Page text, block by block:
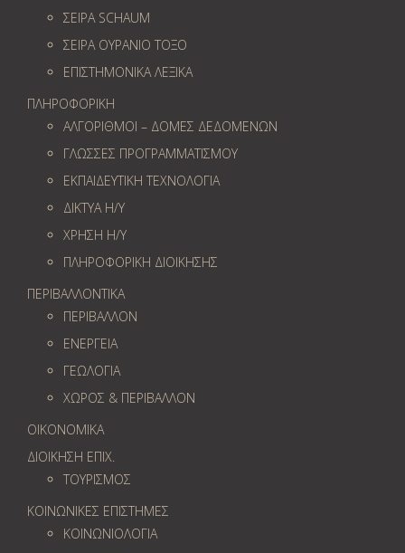
ΣΕΙΡΑ SCHAUM
ΣΕΙΡΑ ΟΥΡΑΝΙΟ ΤΟΞΟ
ΕΠΙΣΤΗΜΟΝΙΚΑ ΛΕΞΙΚΑ
ΠΛΗΡΟΦΟΡΙΚΗ
ΑΛΓΟΡΙΘΜΟΙ – ΔΟΜΕΣ ΔΕΔΟΜΕΝΩΝ
ΓΛΩΣΣΕΣ ΠΡΟΓΡΑΜΜΑΤΙΣΜΟΥ
ΕΚΠΑΙΔΕΥΤΙΚΗ ΤΕΧΝΟΛΟΓΙΑ
ΔΙΚΤΥΑ Η/Υ
ΧΡΗΣΗ Η/Υ
ΠΛΗΡΟΦΟΡΙΚΗ ΔΙΟΙΚΗΣΗΣ
ΠΕΡΙΒΑΛΛΟΝΤΙΚΑ
ΠΕΡΙΒΑΛΛΟΝ
ΕΝΕΡΓΕΙΑ
ΓΕΩΛOΓΙΑ
ΧΩΡΟΣ & ΠΕΡΙΒΑΛΛΟΝ
ΟΙΚΟΝΟΜΙΚΑ
ΔΙΟΙΚΗΣΗ ΕΠΙΧ.
ΤΟΥΡΙΣΜΟΣ
ΚΟΙΝΩΝΙΚΕΣ ΕΠΙΣΤΗΜΕΣ
ΚΟΙΝΩΝΙΟΛΟΓΙΑ